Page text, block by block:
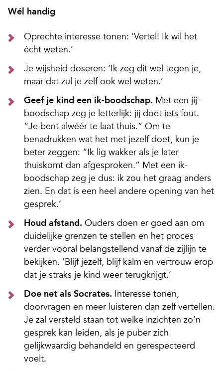
Wél handig
Oprechte interesse tonen: ‘Vertel! Ik wil het
écht weten.’
Je wijsheid doseren: ‘Ik zeg dit wel tegen je,
maar dat zul je zelf ook wel weten.’
Geef je kind een ik-boodschap. Met een jij-
boodschap zeg je letterlijk: jíj doet iets fout.
“Je bent alwéér te laat thuis.” Om te
benadrukken wat het met jezelf doet, kun je
beter zeggen: “Ik lig wakker als je later
thuiskomt dan afgesproken.” Met een ik-
boodschap zeg je dus: ik zou het graag anders
zien. En dat is een heel andere opening van het
gesprek.’
Houd afstand. Ouders doen er goed aan om
duidelijke grenzen te stellen en het proces
verder vooral belangstellend vanaf de zijlijn te
bekijken. ‘Blijf jezelf, blijf kalm en vertrouw erop
dat je straks je kind weer terugkrijgt.’
Doe net als Socrates. Interesse tonen,
doorvragen en meer luisteren dan zelf vertellen.
Je zal versteld staan tot welke inzichten zo’n
gesprek kan leiden, als je puber zich
gelijkwaardig behandeld en gerespecteerd
voelt.